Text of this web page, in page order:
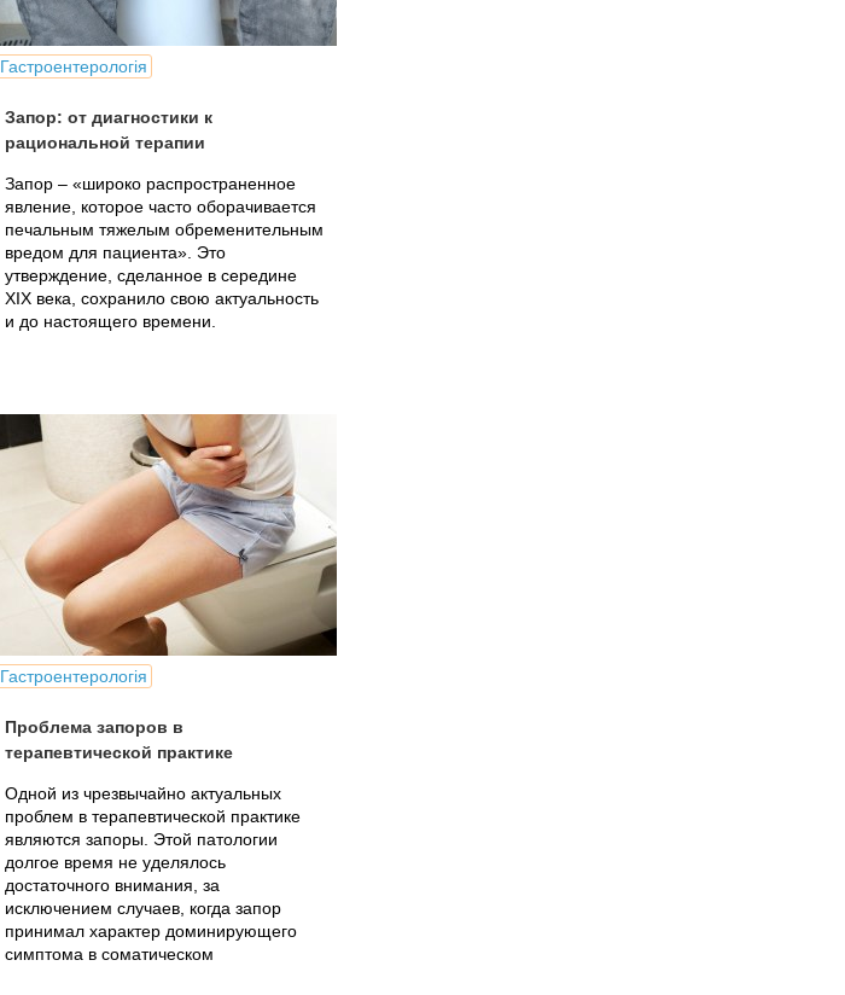
Гастроентерологія
Запор: от диагностики к
рациональной терапии
Запор – «широко распространенное
явление, которое часто оборачивается
печальным тяжелым обременительным
вредом для пациента». Это
утверждение, сделанное в середине
XIX века, сохранило свою актуальность
и до настоящего времени.
Гастроентерологія
Проблема запоров в
терапевтической практике
Одной из чрезвычайно актуальных
проблем в терапевтической практике
являются запоры. Этой патологии
долгое время не уделялось
достаточного внимания, за
исключением случаев, когда запор
принимал характер доминирующего
симптома в соматическом